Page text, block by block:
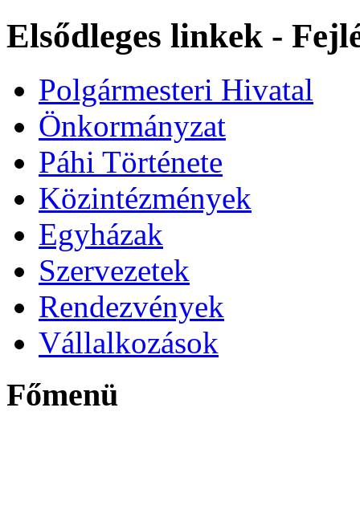
Elsődleges linkek -
Polgármesteri Hivatal
Önkormányzat
Páhi Története
Közintézmények
Egyházak
Szervezetek
Rendezvények
Vállalkozások
Főmenü